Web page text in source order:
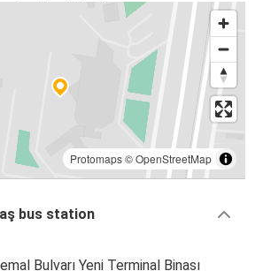
Protomaps©OpenStreetMap
bus station
Bulvarı Yeni Terminal Binası